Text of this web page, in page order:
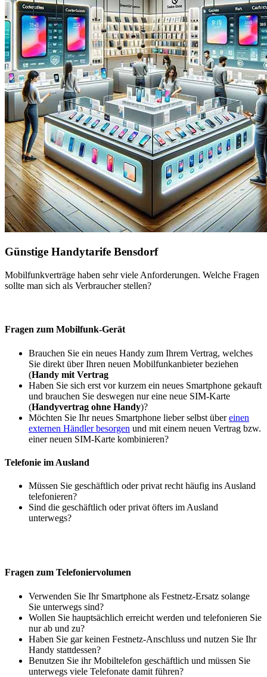
Günstige Handytarife Bensdorf
Mobilfunkverträge haben sehr viele Anforderungen. Welche Fragen
sollte man sich als Verbraucher stellen?
Fragen zum Mobilfunk-Gerät
Brauchen Sie ein neues Handy zum Ihrem Vertrag, welches
Sie direkt über Ihren neuen Mobilfunkanbieter beziehen
(Handy mit Vertrag
Haben Sie sich erst vor kurzem ein neues Smartphone gekauft
und brauchen Sie deswegen nur eine neue SIM-Karte
(Handyvertrag ohne Handy)?
Möchten Sie Ihr neues Smartphone lieber selbst übereinen
externen Händler besorgen und mit einem neuen Vertrag bzw.
einer neuen SIM-Karte kombinieren?
Telefonie im Ausland
Müssen Sie geschäftlich oder privat recht häufig ins Ausland
telefonieren?
Sind die geschäftlich oder privat öfters im Ausland
unterwegs?
Fragen zum Telefoniervolumen
Verwenden Sie Ihr Smartphone als Festnetz-Ersatz solange
Sie unterwegs sind?
Wollen Sie hauptsächlich erreicht werden und telefonieren Sie
nur ab und zu?
Haben Sie gar keinen Festnetz-Anschluss und nutzen Sie Ihr
Handy stattdessen?
Benutzen Sie ihr Mobiltelefon geschäftlich und müssen Sie
unterwegs viele Telefonate damit führen?